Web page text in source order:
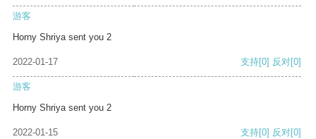
游客
Horny Shriya sent you 2
2022-01-17 支持[0] 反对[0]
游客
Horny Shriya sent you 2
2022-01-15 支持[0] 反对[0]